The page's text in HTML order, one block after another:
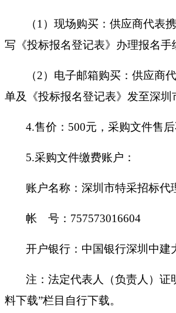
（1）现场购买：供应商代表
写《投标报名登记表》办理报名手
（2）电子邮箱购买：供应商
单及《投标报名登记表》发至深圳
4.售价：500元，采购文件售后
5.采购文件缴费账户：
账户名称：深圳市特采招标代
帐 号： 757573016604
开户银行：中国银行深圳中建
注：法定代表人（负责人）证
料下载”栏目自行下载。